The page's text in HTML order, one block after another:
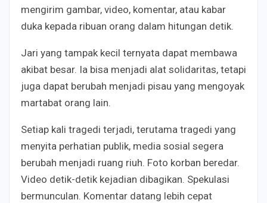
mengirim gambar, video, komentar, atau kabar
duka kepada ribuan orang dalam hitungan detik.
Jari yang tampak kecil ternyata dapat membawa
akibat besar. Ia bisa menjadi alat solidaritas, tetapi
juga dapat berubah menjadi pisau yang mengoyak
martabat orang lain.
Setiap kali tragedi terjadi, terutama tragedi yang
menyita perhatian publik, media sosial segera
berubah menjadi ruang riuh. Foto korban beredar.
Video detik-detik kejadian dibagikan. Spekulasi
bermunculan. Komentar datang lebih cepat